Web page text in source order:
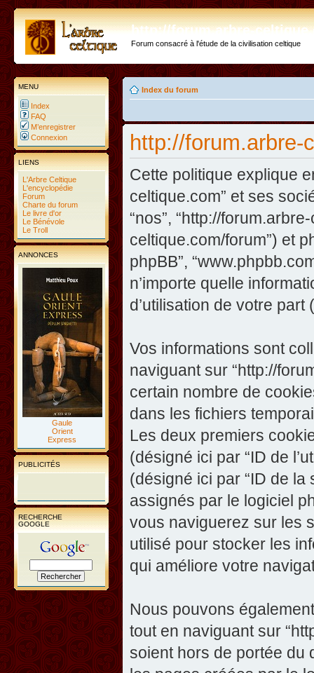
http://forum.arbre-
Forum consacré à l'étude de la civilisation celtique
MENU
Index
FAQ
M’enregistrer
Connexion
LIENS
L'Arbre Celtique
L'encyclopédie
Forum
Charte du forum
Le livre d'or
Le Bénévole
Le Troll
ANNONCES
Gaule
Orient
Express
PUBLICITÉS
RECHERCHE
GOOGLE
Index du forum
http://forum.arbre-
Cette politique explique
celtique.com” et ses
“nos”, “http://
celtique.com/forum”) et
phpBB”,
n’importe quelle
d’utilisation de votre part
Vos informations sont
naviguant sur “http://
certain nombre de
dans les fichiers
Les deux premiers
(désigné ici par “ID de
(désigné ici par “ID de
assignés par le logiciel
vous naviguerez sur les
utilisé pour stocker les
qui améliore votre
Nous pouvons
tout en naviguant sur
soient hors de portée du